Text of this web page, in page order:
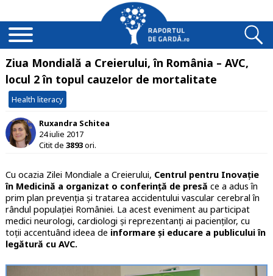
Ziua Mondială a Creierului, în România – AVC,
locul 2 în topul cauzelor de mortalitate
Health literacy
Ruxandra Schitea
24 iulie 2017
Citit de 3893ori.
Cu ocazia Zilei Mondiale a Creierului, Centrul pentru Inovație
în Medicină a organizat o conferință de presă ce a adus în
prim plan prevenția și tratarea accidentului vascular cerebral în
rândul populației României. La acest eveniment au participat
medici neurologi, cardiologi și reprezentanți ai pacienților, cu
toții accentuând ideea de informare și educare a publicului în
legătură cu AVC.